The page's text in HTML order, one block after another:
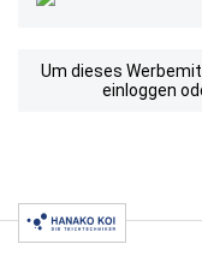
Um dieses
einloggen